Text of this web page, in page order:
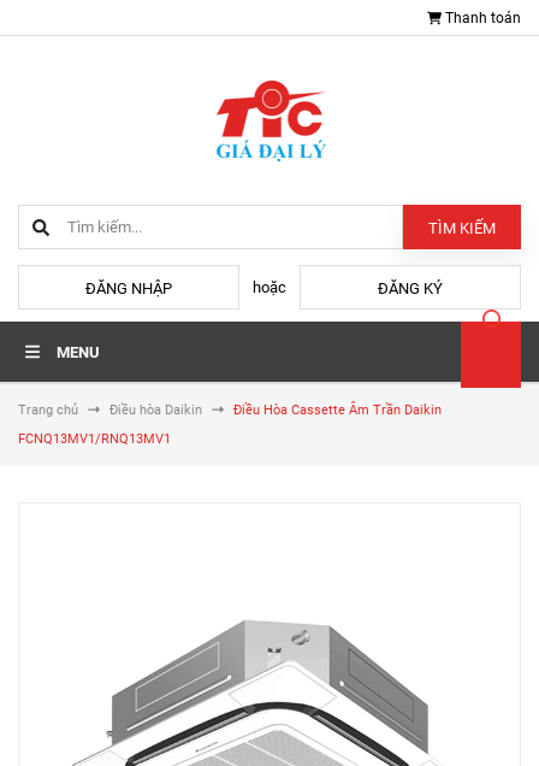
Thanh toán
TÌM KIẾM
ĐĂNG NHẬP hoặc ĐĂNG KÝ
MENU
Trang chủ Điều hòa Daikin
Điều Hòa Cassette Âm Trần Daikin
FCNQ13MV1/RNQ13MV1